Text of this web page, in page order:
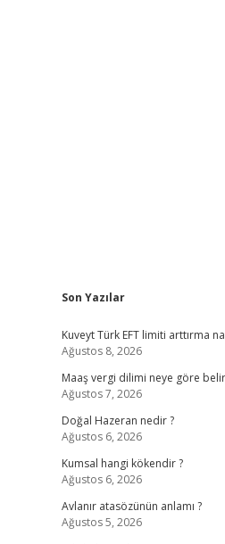
Sidebar
Son Yazılar
Kuveyt Türk EFT limiti arttırma
Ağustos 8, 2026
Maaş vergi dilimi neye göre
Ağustos 7, 2026
Doğal Hazeran nedir ?
Ağustos 6, 2026
Kumsal hangi kökendir ?
Ağustos 6, 2026
Avlanır atasözünün anlamı ?
Ağustos 5, 2026
ilbet giriş